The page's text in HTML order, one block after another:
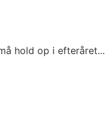
hold op i efteråret...